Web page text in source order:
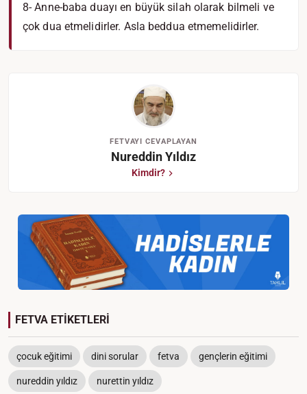
8- Anne-baba duayı en büyük silah olarak bilmeli ve
çok dua etmelidirler. Asla beddua etmemelidirler.
FETVAYI CEVAPLAYAN
Nureddin Yıldız
Kimdir?
FETVA ETİKETLERİ
çocuk eğitimi dini sorular fetva gençlerin eğitimi
nureddin yıldız nurettin yıldız